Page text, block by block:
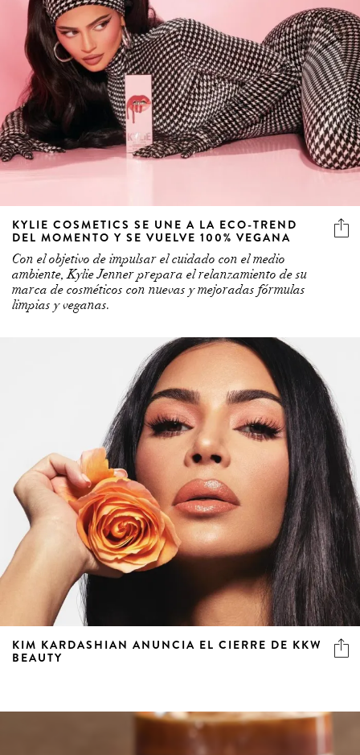
KYLIE COSMETICS SE UNE A LA ECO-TREND
DEL MOMENTO Y SE VUELVE 100% VEGANA
Con el objetivo de impulsar el cuidado con el medio
ambiente, Kylie Jenner prepara el relanzamiento de su
marca de cosméticos con nuevas y mejoradas fórmulas
limpias y veganas.
KIM KARDASHIAN ANUNCIA EL CIERRE DE KKW
BEAUTY